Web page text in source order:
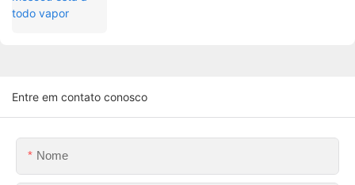
Entre em contato conosco
Nome